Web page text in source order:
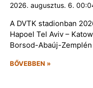
2026. augusztus. 6.
A DVTK stadionban
Hapoel Tel Aviv –
Borsod-Abaúj-
BŐVEBBEN »